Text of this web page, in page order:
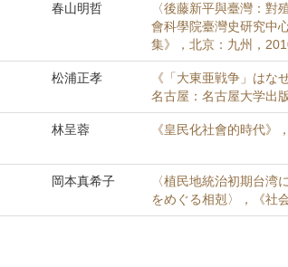
春山明哲
〈後藤新平與臺灣：對
會科學院臺灣史研究中
集》，北京：九州，
松浦正孝
《「大東亜戦争」はな
名古屋：名古屋大学出
林呈蓉 《皇民化社會的時代》
岡本真希子
〈植民地統治初期台湾
をめぐる相剋〉，《社